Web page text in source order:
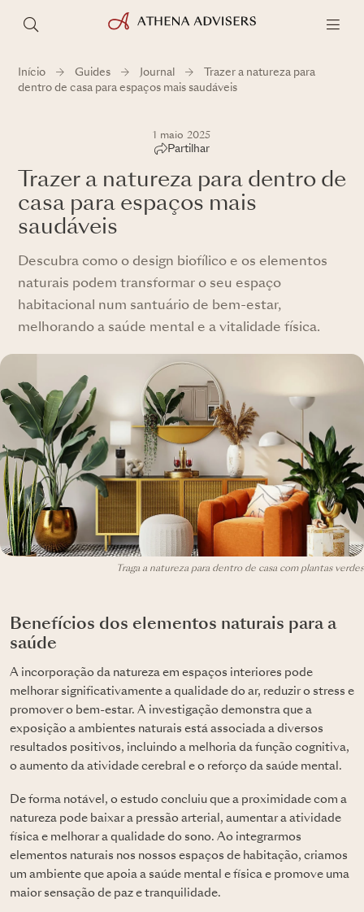
Início Guides Journal
Trazer a natureza para
dentro de casa para espaços mais saudáveis
1 maio 2025
Partilhar
Trazer a natureza para dentro de
casa para espaços mais
saudáveis
Descubra como o design biofílico e os elementos
naturais podem transformar o seu espaço
habitacional num santuário de bem-estar,
melhorando a saúde mental e a vitalidade física.
Traga a natureza para dentro de casa com plantas verdes
Benefícios dos elementos naturais para a
saúde
A incorporação da natureza em espaços interiores pode
melhorar significativamente a qualidade do ar, reduzir o stress e
promover o bem-estar. A investigação demonstra que a
exposição a ambientes naturais está associada a diversos
resultados positivos, incluindo a melhoria da função cognitiva,
o aumento da atividade cerebral e o reforço da saúde mental.
De forma notável, o estudo concluiu que a proximidade com a
natureza pode baixar a pressão arterial, aumentar a atividade
física e melhorar a qualidade do sono. Ao integrarmos
elementos naturais nos nossos espaços de habitação, criamos
um ambiente que apoia a saúde mental e física e promove uma
maior sensação de paz e tranquilidade.